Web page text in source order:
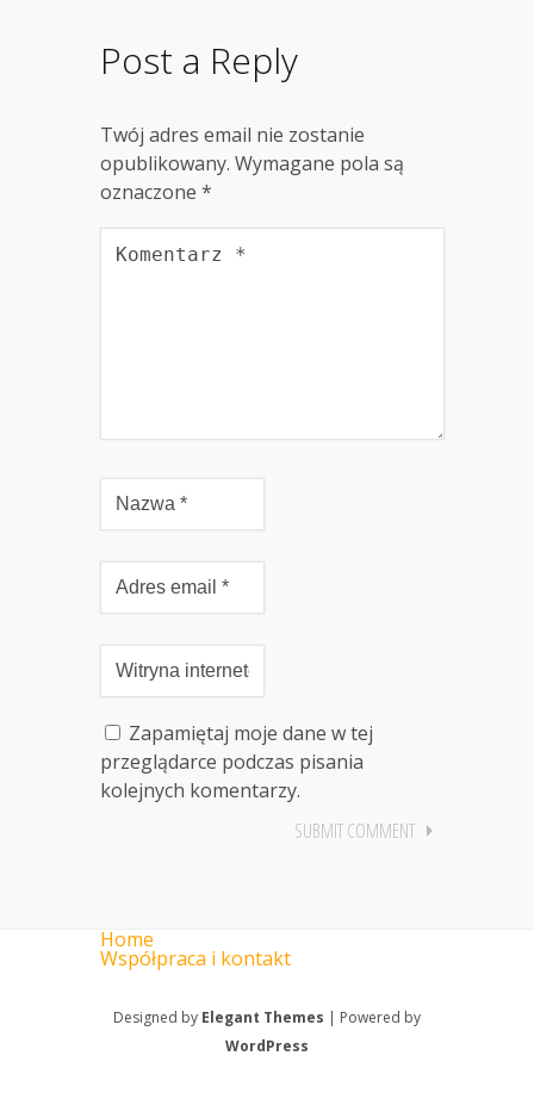
Post a Reply
Twój adres email nie zostanie
opublikowany. Wymagane pola są
oznaczone *
Zapamiętaj moje dane w tej
przeglądarce podczas pisania
kolejnych komentarzy.
Home
Współpraca i kontakt
Designed by Elegant Themes | Powered by
WordPress